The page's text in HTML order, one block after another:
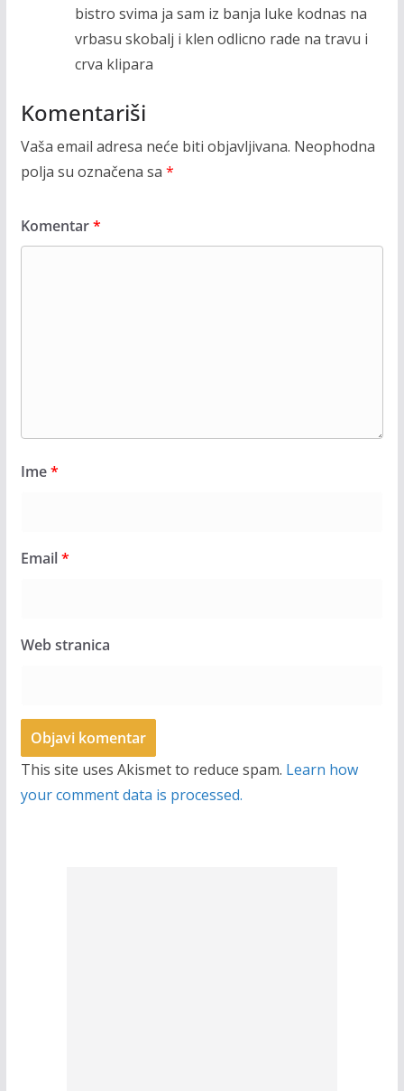
bistro svima ja sam iz banja luke kodnas na
vrbasu skobalj i klen odlicno rade na travu i
crva klipara
Komentariši
Vaša email adresa neće biti objavljivana. Neophodna
polja su označena sa *
Komentar*
Ime*
Email*
Web stranica
This site uses Akismet to reduce spam. Learn how
your comment data is processed.